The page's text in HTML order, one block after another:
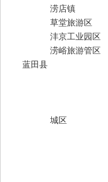
涝店镇
草堂旅游区
沣京工业园区
涝峪旅游管区
蓝田县
城区